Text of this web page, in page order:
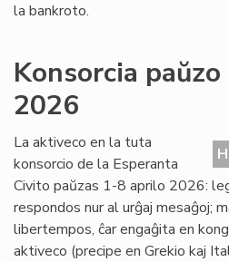
la bankroto.
Konsorcia
2026
La aktiveco en la tuta
konsorcio de la Esperanta
Civito paŭzas 1-8 aprilo 2026:
respondos nur al urĝaj mesaĝoj;
libertempos, ĉar engaĝita en
aktiveco (precipe en Grekio kaj